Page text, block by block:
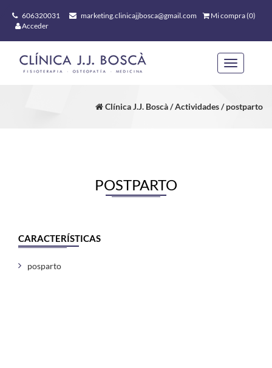
606320031 marketing.clinicajjbosca@gmail.com
Mi compra (0)
Acceder
Toggle
navigation
Clínica J.J. Boscà / Actividades / postparto
POSTPARTO
CARACTERÍSTICAS
posparto